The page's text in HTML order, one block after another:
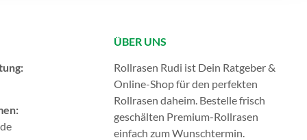
ÜBER UNS
Rollrasen Rudi ist Dein Ratgeber &
Online-Shop für den perfekten
Rollrasen daheim. Bestelle frisch
geschälten Premium-Rollrasen
einfach zum Wunschtermin.